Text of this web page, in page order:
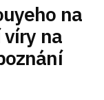
na
na